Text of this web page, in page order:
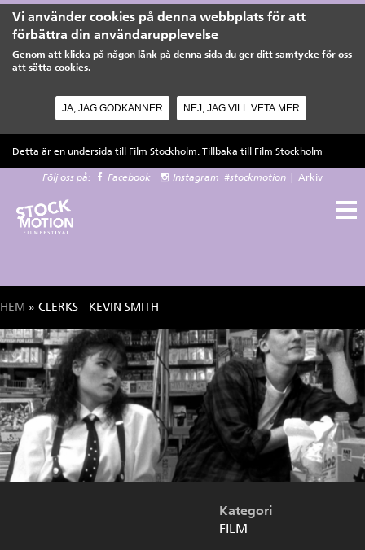
Vi använder cookies på denna webbplats för att
förbättra din användarupplevelse
Genom att klicka på någon länk på denna sida du ger ditt samtycke för oss
att sätta cookies.
JA, JAG GODKÄNNER NEJ, JAG VILL VETA MER
Detta är en undersida till Film Stockholm. Tillbaka till Film Stockholm
Följ oss på: Facebook Instagram #stockmotion Arkiv
Du är här
HEM » CLERKS - KEVIN SMITH
Kategori
FILM